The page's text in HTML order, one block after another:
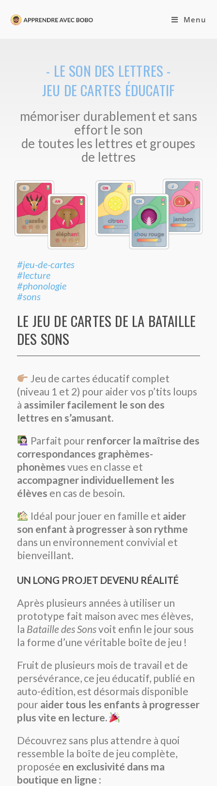
Menu
- LE SON DES LETTRES -
JEU DE CARTES ÉDUCATIF
mémoriser durablement et sans
effort le son
de toutes les lettres et groupes
de lettres
#jeu-de-cartes
#lecture
#phonologie
#sons
LE JEU DE CARTES DE LA BATAILLE
DES SONS
Jeu de cartes éducatif complet
(niveau 1 et 2) pour aider vos p’tits loups
à assimiler facilement le son des
lettres en s’amusant.
Parfait pour renforcer la maîtrise des
correspondances graphèmes-
phonèmes vues en classe et
accompagner individuellement les
élèves en cas de besoin.
Idéal pour jouer en famille et aider
son enfant à progresser à son rythme
dans un environnement convivial et
bienveillant.
UN LONG PROJET DEVENU RÉALITÉ
Après plusieurs années à utiliser un
prototype fait maison avec mes élèves,
la Bataille des Sonsvoit enfin le jour sous
la forme d’une véritable boîte de jeu !
Fruit de plusieurs mois de travail et de
persévérance, ce jeu éducatif, publié en
auto-édition, est désormais disponible
pour aider tous les enfants à progresser
plus vite en lecture.
Découvrez sans plus attendre à quoi
ressemble la boîte de jeu complète,
proposée en exclusivité dans ma
boutique en ligne :